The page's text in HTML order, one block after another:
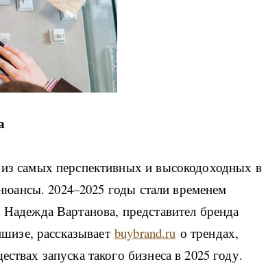
самых перспективных и высокодоходных в
2024–2025 годы стали временем
Вартанова, представител бренда
рассказывает buybrand.ru о трендах,
запуска такого бизнеса в 2025 году.